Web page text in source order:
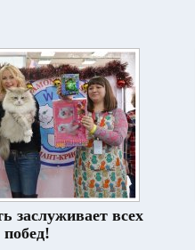
заслуживает всех
побед!